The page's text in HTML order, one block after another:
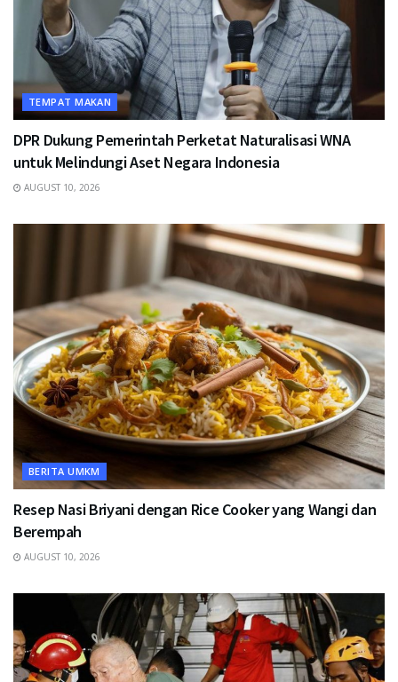
TEMPAT MAKAN
DPR Dukung Pemerintah Perketat Naturalisasi WNA
untuk Melindungi Aset Negara Indonesia
AUGUST 10, 2026
BERITA UMKM
Resep Nasi Briyani dengan Rice Cooker yang Wangi dan
Berempah
AUGUST 10, 2026